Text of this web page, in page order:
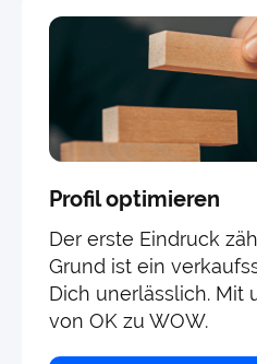
Profil optimieren
Der erste Eindruck
Grund ist ein
Dich unerlässlich. Mit
von OK zu WOW.